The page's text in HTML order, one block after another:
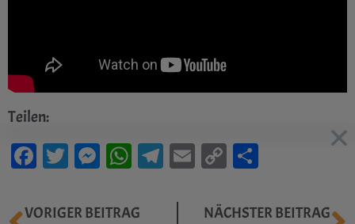
Teilen:
Facebook
Twitter
Messenger
WhatsApp
Telegram
Email
Copy
VORIGER BEITRAG NÄCHSTER BEITRAG